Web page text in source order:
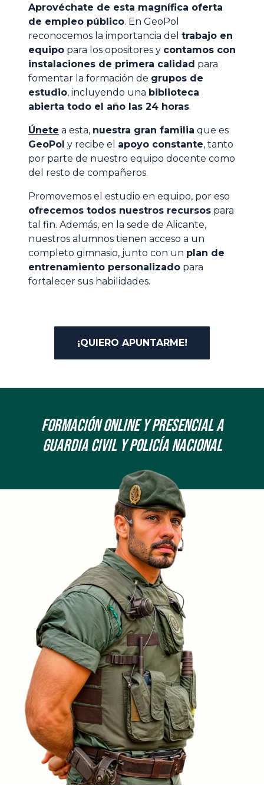
Aprovéchate de esta magnífica oferta
de empleo público. En GeoPol
reconocemos la importancia del trabajo en
equipo para los opositores y contamos con
instalaciones de primera calidad para
fomentar la formación de grupos de
estudio, incluyendo una biblioteca
abierta todo el año las 24 horas.
Únete a esta, nuestra gran familia que es
GeoPol y recibe el apoyo constante, tanto
por parte de nuestro equipo docente como
del resto de compañeros.
Promovemos el estudio en equipo, por eso
ofrecemos todos nuestros recursos para
tal fin. Además, en la sede de Alicante,
nuestros alumnos tienen acceso a un
completo gimnasio, junto con un plan de
entrenamiento personalizado para
fortalecer sus habilidades.
¡QUIERO APUNTARME!
Formación onLine y Presencial a
Guardia Civil y Policía Nacional